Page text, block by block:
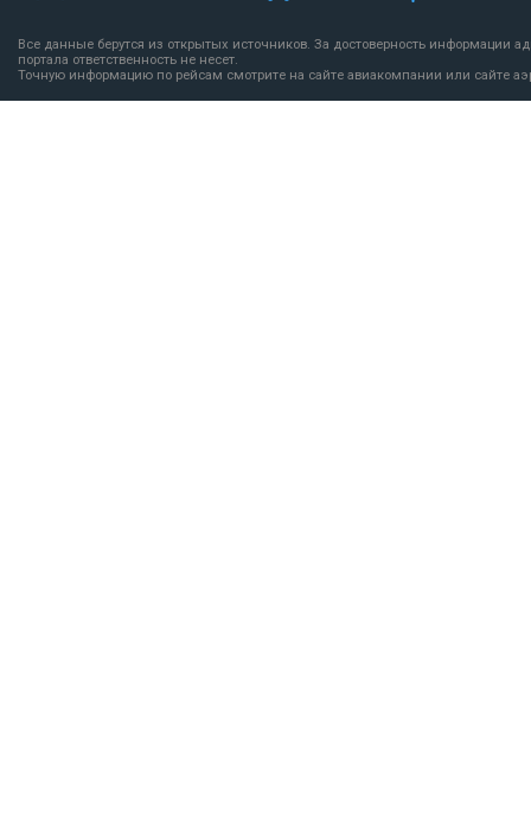
Все данные берутся из открытых источников. За достоверность информации
портала ответственность не несет.
Точную информацию по рейсам смотрите на сайте авиакомпании или сайте